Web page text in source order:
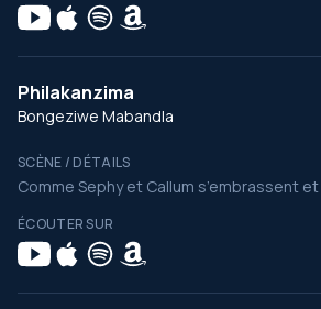
Philakanzima
Bongeziwe Mabandla
SCÈNE / DÉTAILS
Comme Sephy et Callum s’embrassent
ÉCOUTER SUR